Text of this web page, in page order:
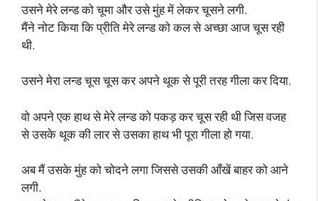
उसने मेरे लन्ड को चूमा और उसे मुंह में लेकर चूसने लगी.
मैंने नोट किया कि प्रीति मेरे लन्ड को कल से अच्छा आज चूस रही
थी.
उसने मेरा लन्ड चूस चूस कर अपने थूक से पूरी तरह गीला कर दिया.
वो अपने एक हाथ से मेरे लन्ड को पकड़ कर चूस रही थी जिस वजह
से उसके थूक की लार से उसका हाथ भी पूरा गीला हो गया.
अब मैं उसके मुंह को चोदने लगा जिससे उसकी आँखें बाहर को आने
लगी.